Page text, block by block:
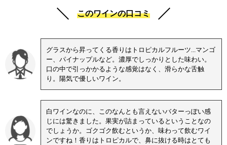
このワインの口コミ
グラスから昇ってくる香りはトロピカルフルーツ...マンゴ
ー、パイナップルなど。濃厚でしっかりとした味わい。
口の中で引っかかるような感覚はなく、滑らかな舌触
り。陽気で優しいワイン。
白ワインなのに、このなんとも言えないバターっぽい感
じには驚きました。果実が詰まっているということなの
でしょうか。ゴクゴク飲むというか、味わって飲むワイ
ンですね！香りはトロピカルで、鼻に抜ける時はとても